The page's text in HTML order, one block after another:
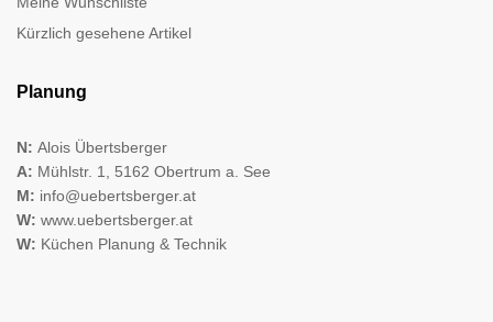
Kürzlich gesehene Artikel
Planung
N: Alois Übertsberger
A: Mühlstr. 1, 5162 Obertrum a. See
M: info@uebertsberger.at
W: www.uebertsberger.at
W: Küchen Planung & Technik